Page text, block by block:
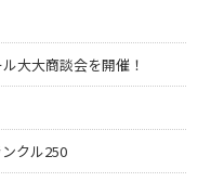
大大商談会を開催！
クル250